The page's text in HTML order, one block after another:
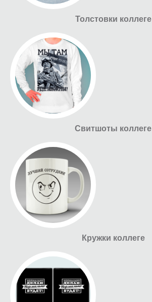
Толстовки коллеге
Свитшоты коллеге
Кружки коллеге